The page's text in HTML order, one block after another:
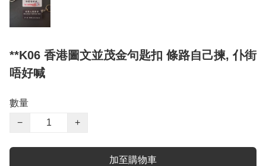
**K06 香港圖文並茂金句匙扣 條路自己揀, 仆街
唔好喊
數量
−
+
加至購物車